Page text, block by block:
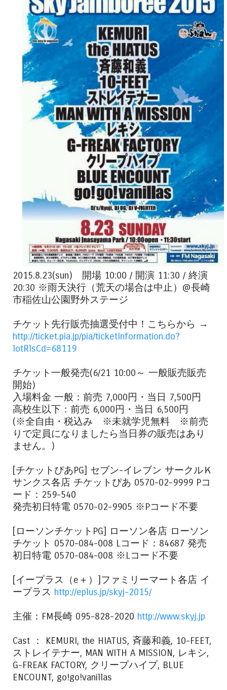
2015.8.23(sun) 開場 10:00 / 開演 11:30 / 終演
20:30 ※雨天決行（荒天の場合は中止）@長崎
市稲佐山公園野外ステージ
チケット先行販売抽選受付中！こちらから →
http://ticket.pia.jp/pia/ticketInformation.do?
lotRlsCd=68119
チケット一般発売(6/21 10:00～ 一般販売販売
開始)
入場料金 一般：前売 7,000円・当日 7,500円
高校生以下：前売 6,000円・当日 6,500円
(※全自由・税込み ※未就学児無料 ※前売
りで定員になりましたら当日券の販売はあり
ません。)
[チケットぴあPG] セブン-イレブン サークルＫ
サンクス各店 チケットぴあ 0570-02-9999 Pコ
ード：259-540
発売初日特電 0570-02-9905 ※Pコード不要
[ローソンチケットPG] ローソン各店 ローソン
チケット 0570-084-008 Lコード：84687 発売
初日特電 0570-084-008 ※Lコード不要
[イープラス（e＋）]ファミリーマート各店 イ
ープラス http://eplus.jp/skyj-2015/
主催：FM長崎 095-828-2020 http://www.skyj.jp
Cast ： KEMURI, the HIATUS, 斉藤和義, 10-FEET,
ストレイテナー, MAN WITH A MISSION, レキシ,
G-FREAK FACTORY, クリープハイプ, BLUE
ENCOUNT, go!go!vanillas